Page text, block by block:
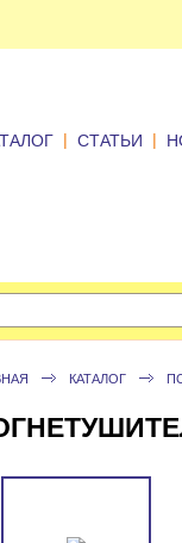
| СТАТЬИ |
КАТАЛОГ